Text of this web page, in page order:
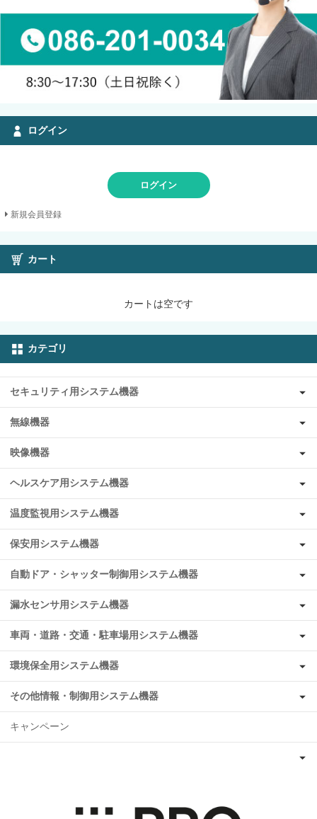
ログイン
ログイン
新規会員登録
カート
カートは空です
カテゴリ
セキュリティ用システム機器
無線機器
映像機器
ヘルスケア用システム機器
温度監視用システム機器
保安用システム機器
自動ドア・シャッター制御用システム機器
漏水センサ用システム機器
車両・道路・交通・駐車場用システム機器
環境保全用システム機器
その他情報・制御用システム機器
キャンペーン